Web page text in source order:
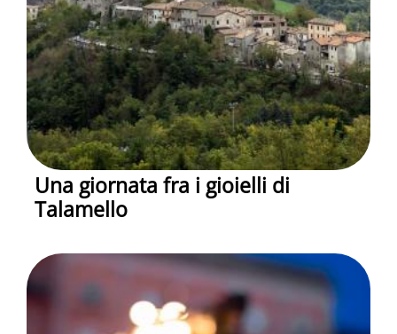
Una giornata fra i gioielli di
Talamello